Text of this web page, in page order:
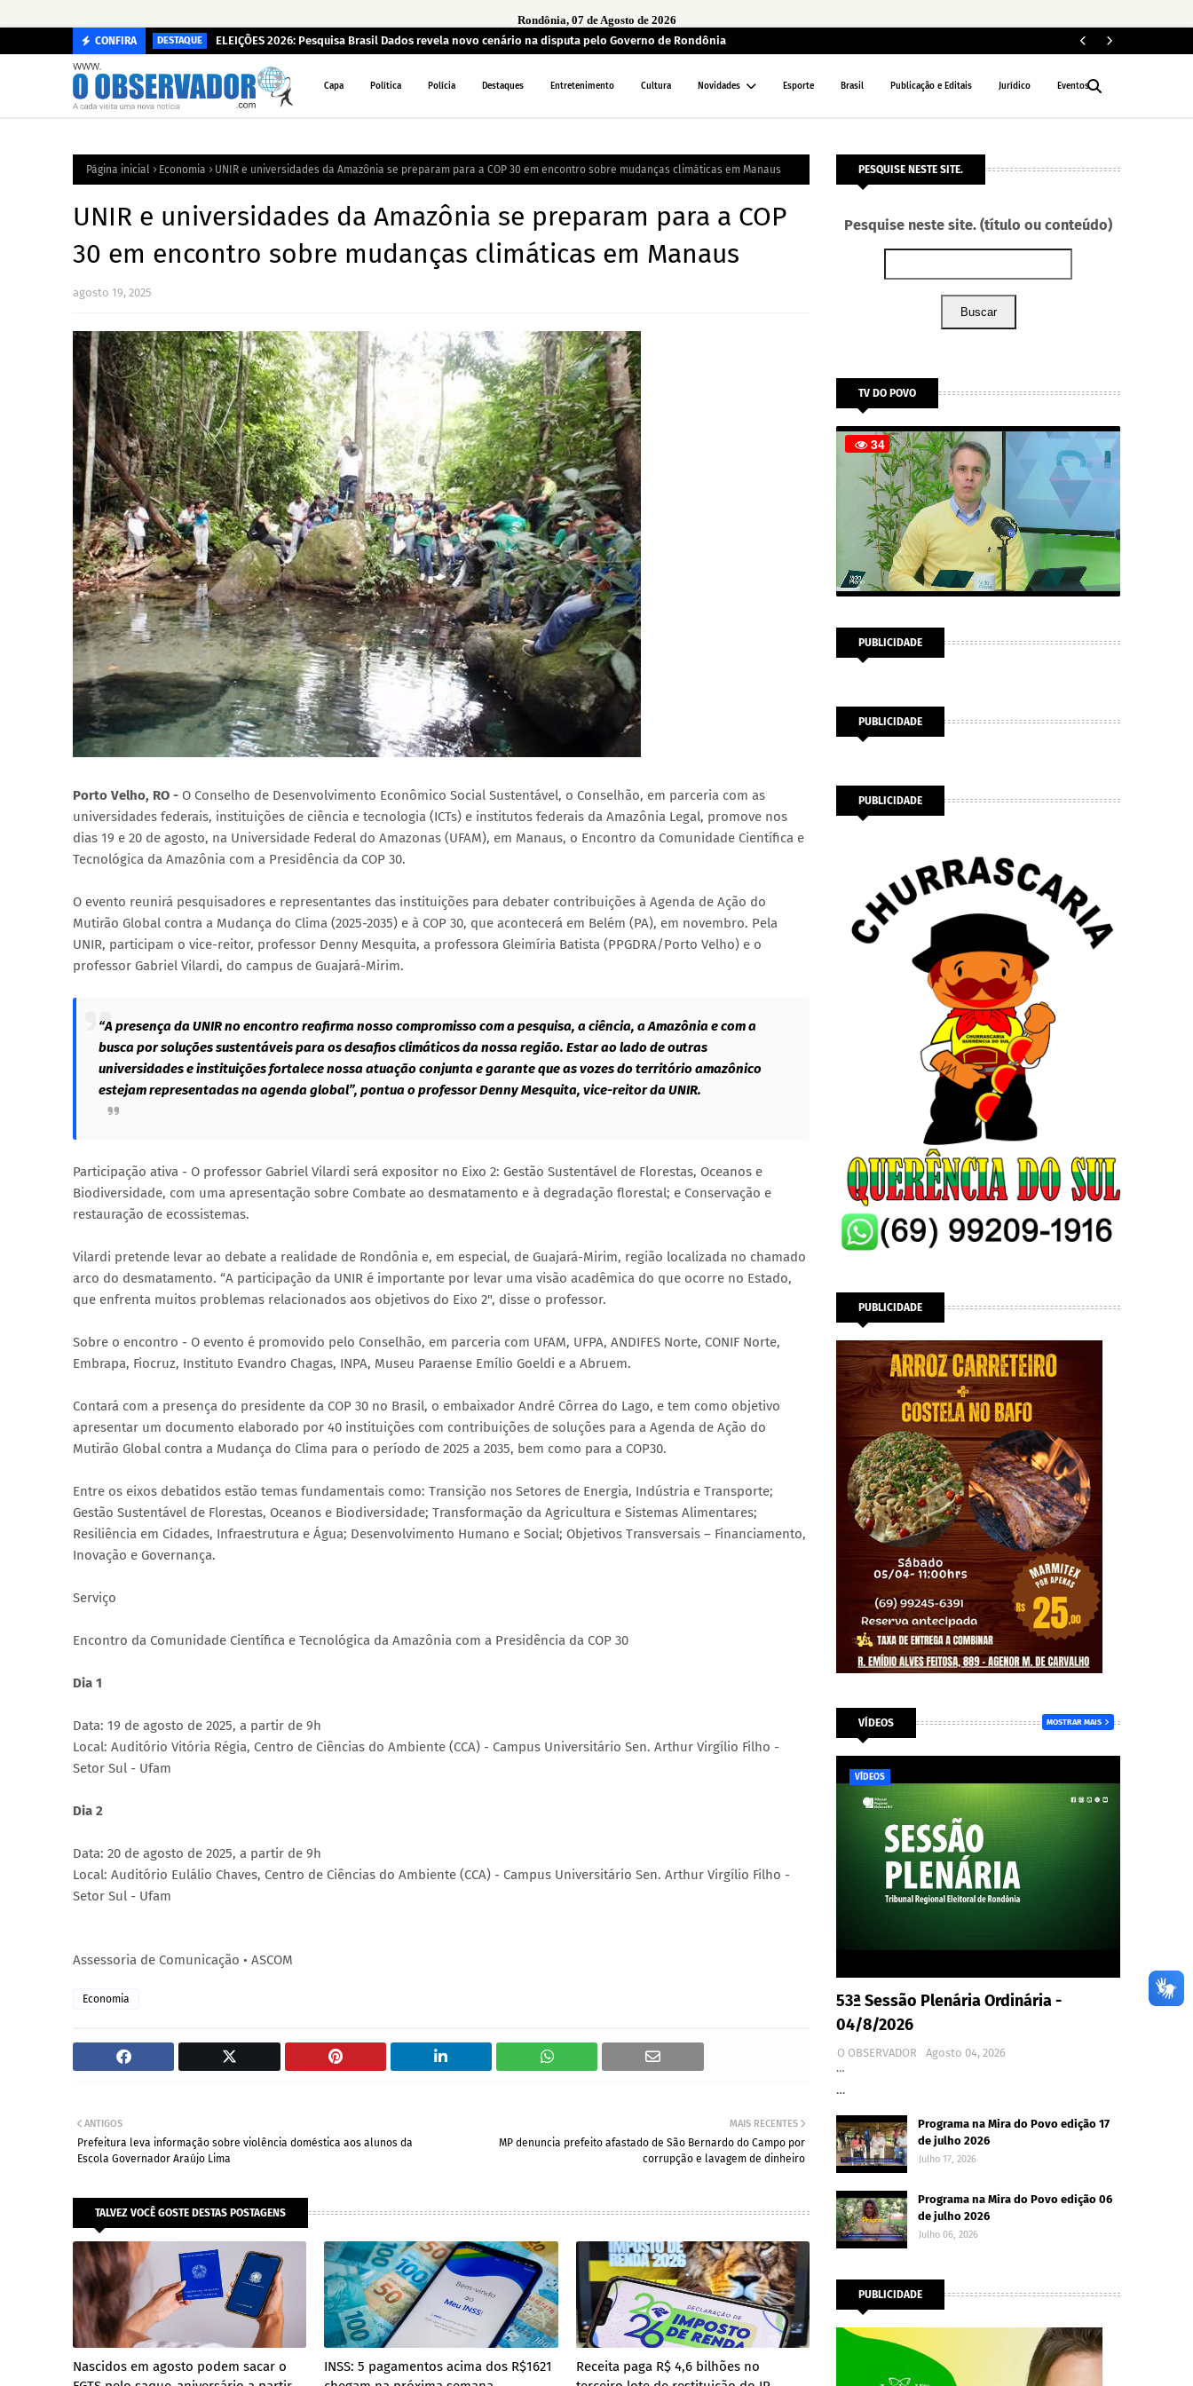
Rondônia, 07 de Agosto de 2026
CONFIRA DESTAQUE ELEIÇÕES 2026: Pesquisa Brasil Dados revela novo cenário na disputa pelo Governo de Rondônia
Capa Política Polícia Destaques Entretenimento Cultura Novidades Esporte Brasil Publicação e Editais Jurídico Eventos
Página inicial Economia UNIR e universidades da Amazônia se preparam para a COP 30 em encontro sobre mudanças climáticas em Manaus
UNIR e universidades da Amazônia se preparam para a COP
30 em encontro sobre mudanças climáticas em Manaus
agosto 19, 2025
Porto Velho, RO - O Conselho de Desenvolvimento Econômico Social Sustentável, o Conselhão, em parceria com as
universidades federais, instituições de ciência e tecnologia (ICTs) e institutos federais da Amazônia Legal, promove nos
dias 19 e 20 de agosto, na Universidade Federal do Amazonas (UFAM), em Manaus, o Encontro da Comunidade Científica e
Tecnológica da Amazônia com a Presidência da COP 30.
O evento reunirá pesquisadores e representantes das instituições para debater contribuições à Agenda de Ação do
Mutirão Global contra a Mudança do Clima (2025-2035) e à COP 30, que acontecerá em Belém (PA), em novembro. Pela
UNIR, participam o vice-reitor, professor Denny Mesquita, a professora Gleimíria Batista (PPGDRA/Porto Velho) e o
professor Gabriel Vilardi, do campus de Guajará-Mirim.
“A presença da UNIR no encontro reafirma nosso compromisso com a pesquisa, a ciência, a Amazônia e com a
busca por soluções sustentáveis para os desafios climáticos da nossa região. Estar ao lado de outras
universidades e instituições fortalece nossa atuação conjunta e garante que as vozes do território amazônico
estejam representadas na agenda global”, pontua o professor Denny Mesquita, vice-reitor da UNIR.
Participação ativa - O professor Gabriel Vilardi será expositor no Eixo 2: Gestão Sustentável de Florestas, Oceanos e
Biodiversidade, com uma apresentação sobre Combate ao desmatamento e à degradação florestal; e Conservação e
restauração de ecossistemas.
Vilardi pretende levar ao debate a realidade de Rondônia e, em especial, de Guajará-Mirim, região localizada no chamado
arco do desmatamento. “A participação da UNIR é importante por levar uma visão acadêmica do que ocorre no Estado,
que enfrenta muitos problemas relacionados aos objetivos do Eixo 2", disse o professor.
Sobre o encontro - O evento é promovido pelo Conselhão, em parceria com UFAM, UFPA, ANDIFES Norte, CONIF Norte,
Embrapa, Fiocruz, Instituto Evandro Chagas, INPA, Museu Paraense Emílio Goeldi e a Abruem.
Contará com a presença do presidente da COP 30 no Brasil, o embaixador André Côrrea do Lago, e tem como objetivo
apresentar um documento elaborado por 40 instituições com contribuições de soluções para a Agenda de Ação do
Mutirão Global contra a Mudança do Clima para o período de 2025 a 2035, bem como para a COP30.
Entre os eixos debatidos estão temas fundamentais como: Transição nos Setores de Energia, Indústria e Transporte;
Gestão Sustentável de Florestas, Oceanos e Biodiversidade; Transformação da Agricultura e Sistemas Alimentares;
Resiliência em Cidades, Infraestrutura e Água; Desenvolvimento Humano e Social; Objetivos Transversais – Financiamento,
Inovação e Governança.
Serviço
Encontro da Comunidade Científica e Tecnológica da Amazônia com a Presidência da COP 30
Dia 1
Data: 19 de agosto de 2025, a partir de 9h
Local: Auditório Vitória Régia, Centro de Ciências do Ambiente (CCA) - Campus Universitário Sen. Arthur Virgílio Filho -
Setor Sul - Ufam
Dia 2
Data: 20 de agosto de 2025, a partir de 9h
Local: Auditório Eulálio Chaves, Centro de Ciências do Ambiente (CCA) - Campus Universitário Sen. Arthur Virgílio Filho -
Setor Sul - Ufam
Assessoria de Comunicação • ASCOM
Economia
MAIS RECENTES
MP denuncia prefeito afastado de São Bernardo do Campo por
corrupção e lavagem de dinheiro
ANTIGOS
Prefeitura leva informação sobre violência doméstica aos alunos da
Escola Governador Araújo Lima
TALVEZ VOCÊ GOSTE DESTAS POSTAGENS
Nascidos em agosto podem sacar o
INSS: 5 pagamentos acima dos R$1621
Receita paga R$ 4,6 bilhões no
PESQUISE NESTE SITE.
Pesquise neste site. (título ou conteúdo)
Buscar
TV DO POVO
PUBLICIDADE
PUBLICIDADE
PUBLICIDADE
PUBLICIDADE
VÍDEOS MOSTRAR MAIS
VÍDEOS
53ª Sessão Plenária Ordinária -
04/8/2026
O OBSERVADOR
Agosto 04, 2026
…
…
Programa na Mira do Povo edição 17
de julho 2026
Julho 17, 2026
Programa na Mira do Povo edição 06
de julho 2026
Julho 06, 2026
PUBLICIDADE